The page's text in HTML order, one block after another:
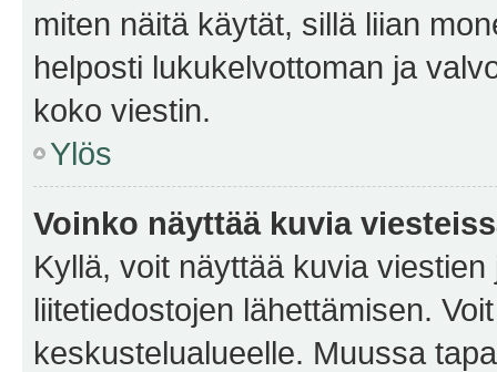
miten näitä käytät, sillä liian
helposti lukukelvottoman ja
koko viestin.
Ylös
Voinko näyttää kuvia
Kyllä, voit näyttää kuvia
liitetiedostojen lähettämisen.
keskustelualueelle. Muussa